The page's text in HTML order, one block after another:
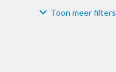
Materiaal Toon meer filters